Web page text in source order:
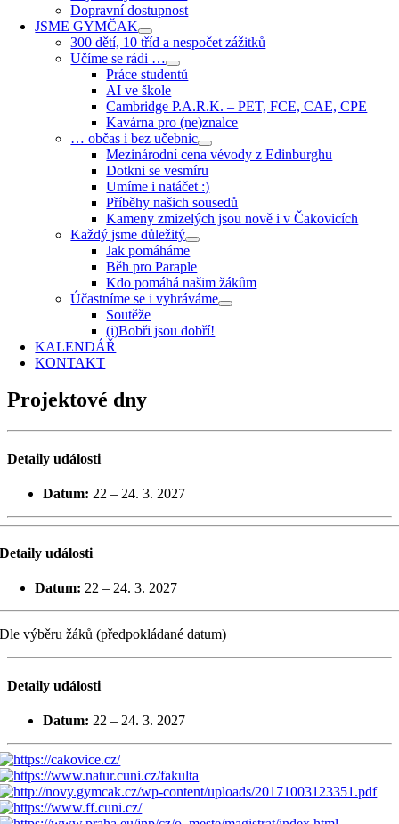
Dopravní dostupnost
JSME GYMČAK
300 dětí, 10 tříd a nespočet zážitků
Učíme se rádi …
Práce studentů
AI ve škole
Cambridge P.A.R.K. – PET, FCE, CAE, CPE
Kavárna pro (ne)znalce
… občas i bez učebnic
Mezinárodní cena vévody z Edinburghu
Dotkni se vesmíru
Umíme i natáčet :)
Příběhy našich sousedů
Kameny zmizelých jsou nově i v Čakovicích
Každý jsme důležitý
Jak pomáháme
Běh pro Paraple
Kdo pomáhá našim žákům
Účastníme se i vyhráváme
Soutěže
(i)Bobři jsou dobří!
KALENDÁŘ
KONTAKT
Projektové dny
Detaily události
Datum: 22 – 24. 3. 2027
Detaily události
Datum: 22 –24. 3. 2027
Dle výběru žáků (předpokládané datum)
Detaily události
Datum: 22 – 24. 3. 2027